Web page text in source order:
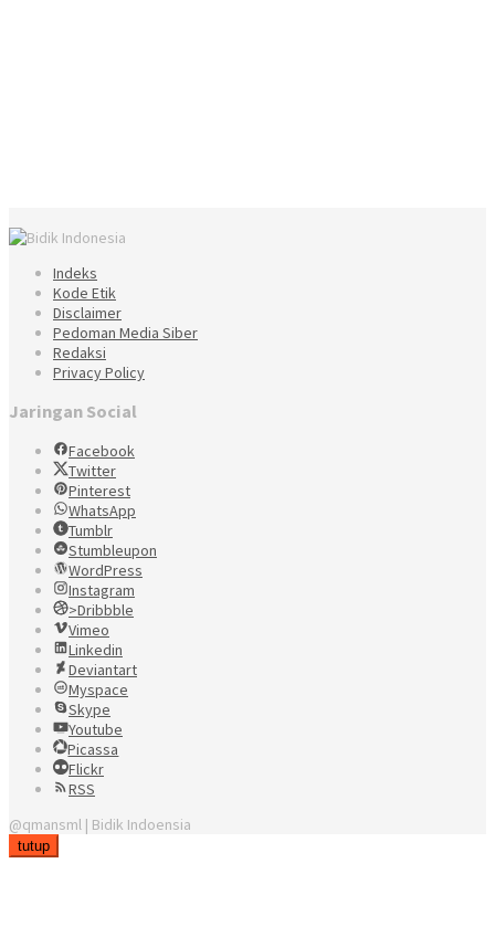
Indeks
Kode Etik
Disclaimer
Pedoman Media Siber
Redaksi
Privacy Policy
Jaringan Social
Facebook
Twitter
Pinterest
WhatsApp
Tumblr
Stumbleupon
WordPress
Instagram
>Dribbble
Vimeo
Linkedin
Deviantart
Myspace
Skype
Youtube
Picassa
Flickr
RSS
@qmansml | Bidik Indoensia
tutup